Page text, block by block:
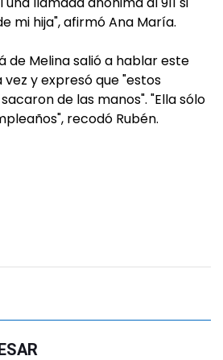
mi hija", afirmó Ana María.
de Melina salió a hablar este
y expresó que "estos
de las manos". "Ella sólo
recodó Rubén.